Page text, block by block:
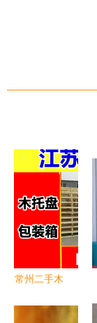
常州二手木